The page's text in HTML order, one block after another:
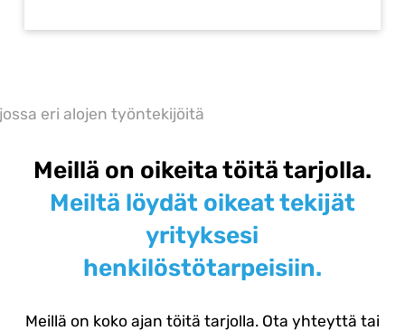
Meillä on oikeita töitä tarjolla.
Meiltä löydät oikeat tekijät
yrityksesi
henkilöstötarpeisiin.
Meillä on koko ajan töitä tarjolla. Ota yhteyttä tai